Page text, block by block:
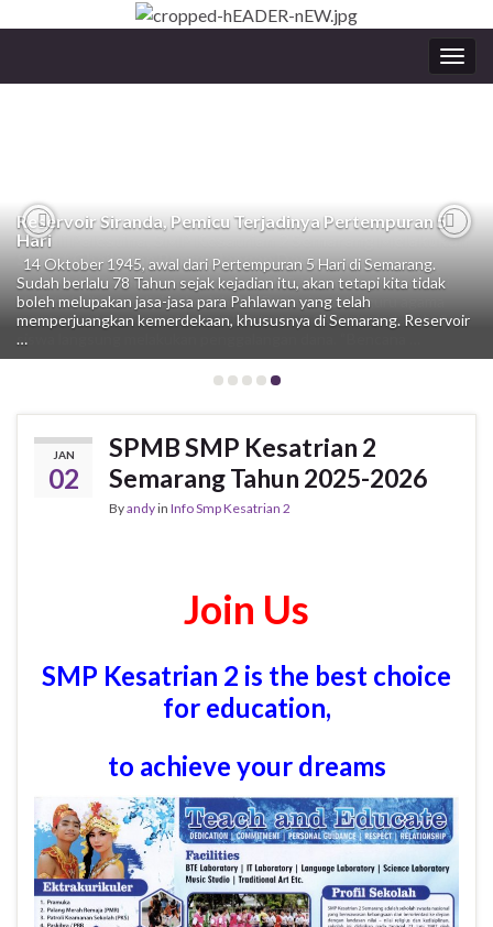
Reservoir Siranda, Pemicu Terjadinya Pertempuran 5
Hari
14 Oktober 1945, awal dari Pertempuran 5 Hari di Semarang.
Sudah berlalu 78 Tahun sejak kejadian itu, akan tetapi kita tidak
boleh melupakan jasa-jasa para Pahlawan yang telah
memperjuangkan kemerdekaan, khususnya di Semarang. Reservoir
…
Peduli Palestina, SMP Kesatrian 2 Semarang Melakukan
Sholat Ghaib dan Penggalangan Dana.
Senin (6/11/23) siswa dan para guru SMP Kesatrian 2 mengikuti
sholat ghaib yang dipimpin oleh Pak Dumeri, selaku guru agama
untuk mendoakan para korban di Palestina. Setelah sholat ghaib,
siswa langsung melakukan penggalangan dana. “Bencana …
Previous
JAN
02
SPMB SMP Kesatrian 2
Semarang Tahun 2025-2026
Byandyin Info Smp Kesatrian 2
Join Us
SMP Kesatrian 2 is the best choice
for education,
to achieve your dreams